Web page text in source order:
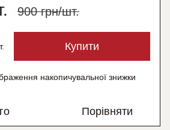
900 грн/шт.
Купити
накопичувальної знижки
Порівняти